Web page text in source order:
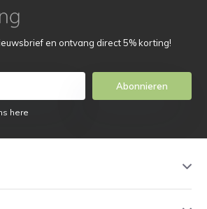
en ontvang direct 5% korting!
Abonnieren
here